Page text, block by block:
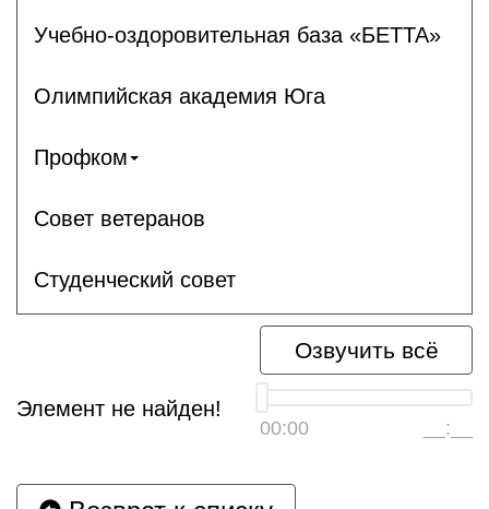
Учебно-оздоровительная база «БЕТТА»
Олимпийская академия Юга
Профком
Совет ветеранов
Студенческий совет
Озвучить всё
00:00 __:__
Элемент не найден!